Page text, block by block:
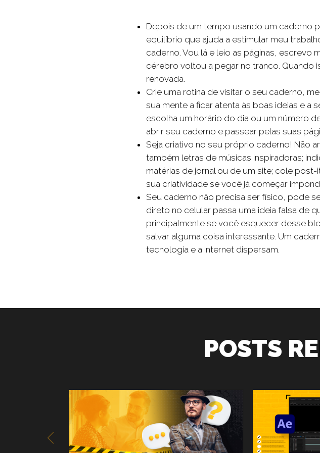
Depois de um tempo usando um caderno
equilíbrio que ajuda a estimular meu
caderno. Vou lá e leio as páginas, escrevo
cérebro voltou a pegar no tranco. Quando
renovada.
Crie uma rotina de visitar o seu caderno,
sua mente a ficar atenta às boas ideias e a
escolha um horário do dia ou um número
abrir seu caderno e passear pelas suas
Seja criativo no seu próprio caderno! Não
também letras de músicas inspiradoras;
matérias de jornal ou de um site; cole
sua criatividade se você já começar
Seu caderno não precisa ser físico, pode
direto no celular passa uma ideia falsa de
principalmente se você esquecer desse
salvar alguma coisa interessante. Um
tecnologia e a internet dispersam.
POSTS